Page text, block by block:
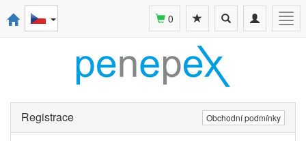
Toggle
navigation
Toggle
search
0
Registrace Obchodní podmínky